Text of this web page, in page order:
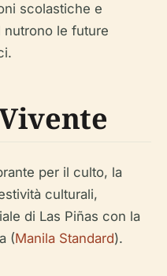
scolastiche e
le future
per il culto, la
culturali,
di Las Piñas con la
(Manila Standard).